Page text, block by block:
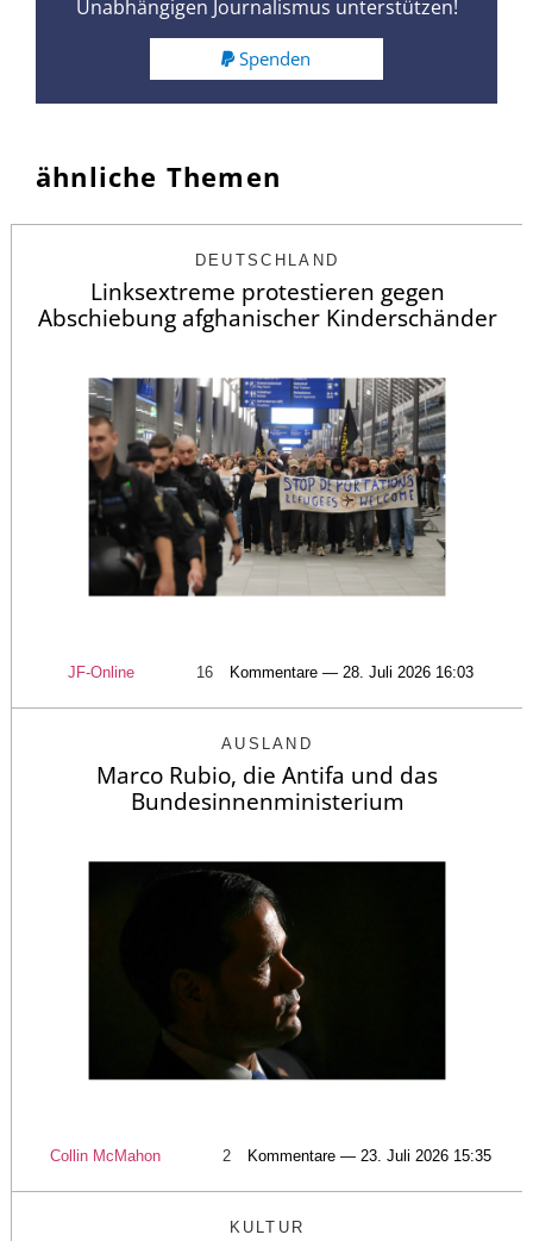
Unabhängigen Journalismus unterstützen!
Spenden
ähnliche Themen
DEUTSCHLAND
Linksextreme protestieren gegen
Abschiebung afghanischer Kinderschänder
JF-Online 16 Kommentare — 28. Juli 2026 16:03
AUSLAND
Marco Rubio, die Antifa und das
Bundesinnenministerium
Collin McMahon 2 Kommentare — 23. Juli 2026 15:35
KULTUR